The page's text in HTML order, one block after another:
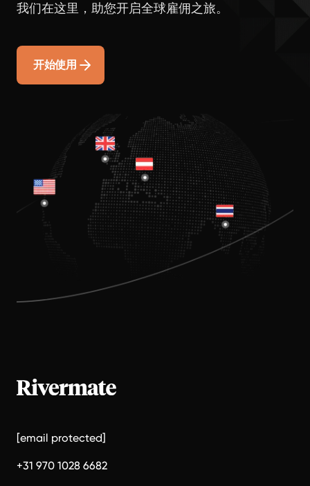
我们在这里，助您开启全球雇佣之旅。
开始使用
[email protected]
+31 970 1028 6682